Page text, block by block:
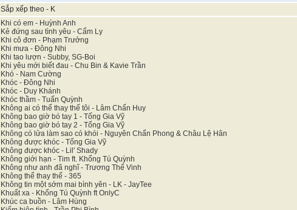
Sắp xếp theo - K
Khi có em - Huỳnh Anh
Kẻ đứng sau tình yêu - Cẩm Ly
Khi cô đơn - Phạm Trưởng
Khi mưa - Đông Nhi
Khi tao lượn - Subby, SG-Boi
Khi yêu mới biết đau - Chu Bin & Kavie Trần
Khó - Nam Cường
Khóc - Đông Nhi
Khóc - Duy Khánh
Khóc thầm - Tuấn Quỳnh
Không ai có thể thay thế tôi - Lâm Chấn Huy
Không bao giờ bó tay 1 - Tống Gia Vỹ
Không bao giờ bó tay 2 - Tống Gia Vỹ
Không có lửa làm sao có khói - Nguyên Chấn Phong & Châu Lệ Hân
Không được khóc - Tống Gia Vỹ
Không được khóc - Lil' Shady
Không giới hạn - Tim ft. Khổng Tú Quỳnh
Không như anh đã nghĩ - Trương Thế Vinh
Không thể thay thế - 365
Không tin một sớm mai bình yên - LK - JayTee
Khuất xa - Khổng Tú Quỳnh ft OnlyC
Khúc ca buồn - Lâm Hùng